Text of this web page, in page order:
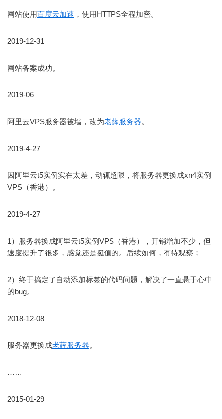
网站使用百度云加速 ，使用HTTPS全程加密。
2019-12-31
网站备案成功。
2019-06
阿里云VPS服务器被墙，改为老薛服务器。
2019-4-27
因阿里云t5实例实在太差，动辄超限，将服务器更换成xn4实例
VPS（香港）。
2019-4-27
1）服务器换成阿里云t5实例VPS（香港），开销增加不少，但
速度提升了很多，感觉还是挺值的。后续如何，有待观察；
2）终于搞定了自动添加标签的代码问题，解决了一直悬于心中
的bug。
2018-12-08
服务器更换成老薛服务器。
……
2015-01-29